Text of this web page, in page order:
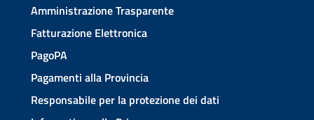
Amministrazione Trasparente
Fatturazione Elettronica
PagoPA
Pagamenti alla Provincia
Responsabile per la protezione dei dati